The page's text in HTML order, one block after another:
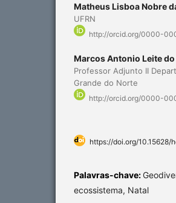
Matheus Lisboa Nobre
UFRN
http://orcid.org/0000-
Marcos Antonio Leite
Professor Adjunto II
Grande do Norte
http://orcid.org/0000-
https://doi.org/10.15628/
Palavras-chave:
ecossistema, Natal